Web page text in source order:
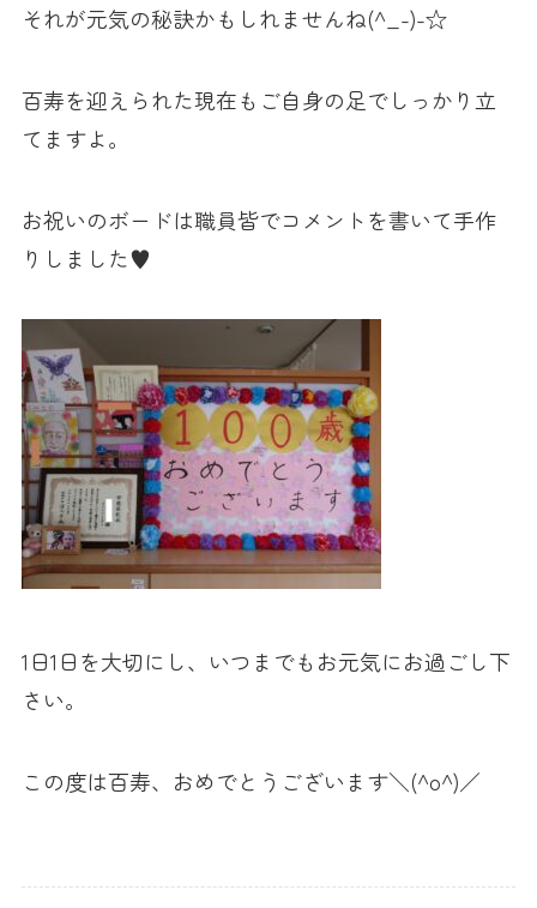
それが元気の秘訣かもしれませんね(^_-)-☆
百寿を迎えられた現在もご自身の足でしっかり立
てますよ。
お祝いのボードは職員皆でコメントを書いて手作
りしました♥
1日1日を大切にし、いつまでもお元気にお過ごし下
さい。
この度は百寿、おめでとうございます＼(^o^)／